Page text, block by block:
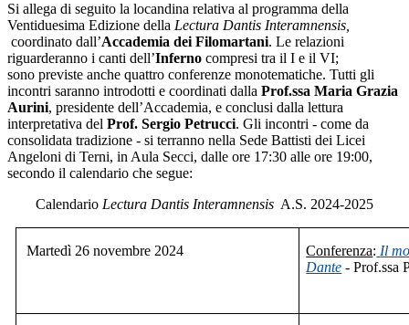
Si allega di seguito la locandina relativa al programma della
Ventiduesima Edizione della Lectura Dantis Interamnensis,
coordinato dall’Accademia dei Filomartani. Le relazioni
riguarderanno i canti dell’Inferno compresi tra il I e il VI;
sono previste anche quattro conferenze monotematiche. Tutti gli
incontri saranno introdotti e coordinati dalla Prof.ssa Maria Grazia
Aurini, presidente dell’Accademia, e conclusi dalla lettura
interpretativa del Prof. Sergio Petrucci. Gli incontri - come da
consolidata tradizione - si terranno nella Sede Battisti dei Licei
Angeloni di Terni, in Aula Secci, dalle ore 17:30 alle ore 19:00,
secondo il calendario che segue:
Calendario Lectura Dantis Interamnensis A.S. 2024-2025
Martedì 26 novembre 2024 Conferenza: Il
Dante -Prof.ssa